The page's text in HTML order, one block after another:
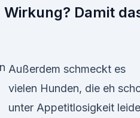
Wirkung? Damit
Außerdem schmeckt es
vielen Hunden, die eh
unter Appetitlosigkeit